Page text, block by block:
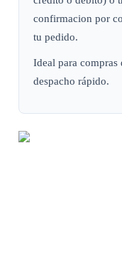
confirmacion por
tu pedido.
Ideal para compras
despacho rápido.